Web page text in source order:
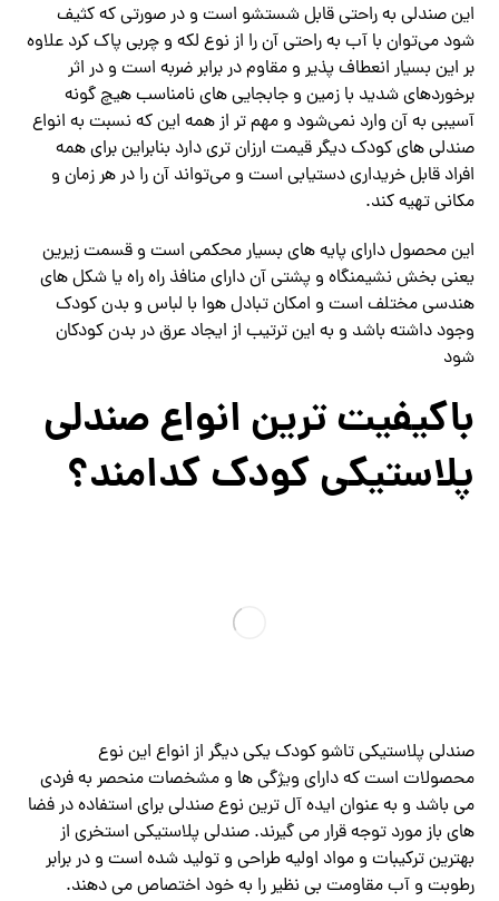
این صندلی به راحتی قابل شستشو است و در صورتی که کثیف
شود می‌توان با آب به راحتی آن را از نوع لکه و چربی پاک کرد علاوه
بر این بسیار انعطاف پذیر و مقاوم در برابر ضربه است و در اثر
برخوردهای شدید با زمین و جابجایی های نامناسب هیچ گونه
آسیبی به آن وارد نمی‌شود و مهم تر از همه این که نسبت به انواع
صندلی های کودک دیگر قیمت ارزان تری دارد بنابراین برای همه
افراد قابل خریداری دستیابی است و می‌تواند آن را در هر زمان و
مکانی تهیه کند.
این محصول دارای پایه های بسیار محکمی است و قسمت زیرین
یعنی بخش نشیمنگاه و پشتی آن دارای منافذ راه راه یا شکل های
هندسی مختلف است و امکان تبادل هوا با لباس و بدن کودک
وجود داشته باشد و به این ترتیب از ایجاد عرق در بدن کودکان
شود
باکیفیت ترین انواع صندلی
پلاستیکی کودک کدامند؟
صندلی پلاستیکی تاشو کودک یکی دیگر از انواع این نوع
محصولات است که دارای ویژگی ها و مشخصات منحصر به فردی
می باشد و به عنوان ایده آل ترین نوع صندلی برای استفاده در فضا
های باز مورد توجه قرار می‌ گیرند. صندلی پلاستیکی استخری از
بهترین ترکیبات و مواد اولیه طراحی و تولید شده است و در برابر
رطوبت و آب مقاومت بی نظیر را به خود اختصاص می دهند.